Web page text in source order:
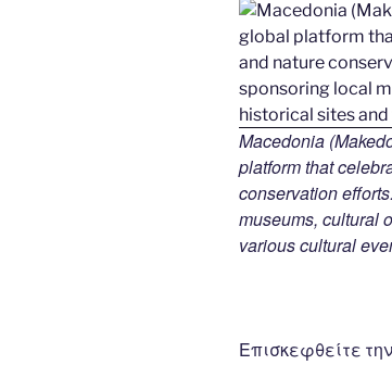
Macedonia
platform that
conservation
museums, cultural
various cultural
Επισκεφθείτε